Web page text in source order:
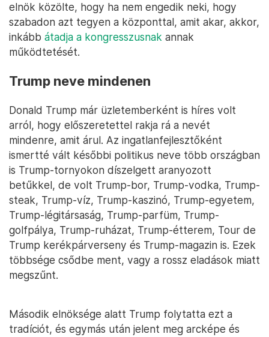
elnök közölte, hogy ha nem engedik neki, hogy
szabadon azt tegyen a központtal, amit akar, akkor,
inkább átadja a kongresszusnak annak
működtetését.
Trump neve mindenen
Donald Trump már üzletemberként is híres volt
arról, hogy előszeretettel rakja rá a nevét
mindenre, amit árul. Az ingatlanfejlesztőként
ismertté vált későbbi politikus neve több országban
is Trump-tornyokon díszelgett aranyozott
betűkkel, de volt Trump-bor, Trump-vodka, Trump-
steak, Trump-víz, Trump-kaszinó, Trump-egyetem,
Trump-légitársaság, Trump-parfüm, Trump-
golfpálya, Trump-ruházat, Trump-étterem, Tour de
Trump kerékpárverseny és Trump-magazin is. Ezek
többsége csődbe ment, vagy a rossz eladások miatt
megszűnt.
Második elnöksége alatt Trump folytatta ezt a
tradíciót, és egymás után jelent meg arcképe és